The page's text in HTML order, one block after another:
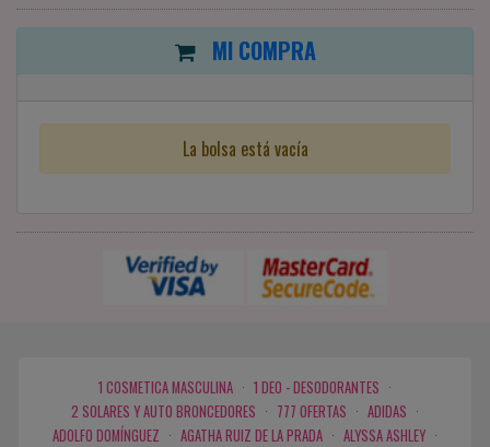
MI COMPRA
La bolsa está vacía
1 COSMETICA MASCULINA · 1 DEO - DESODORANTES ·
2 SOLARES Y AUTO BRONCEDORES · 777 OFERTAS · ADIDAS ·
ADOLFO DOMÍNGUEZ · AGATHA RUIZ DE LA PRADA · ALYSSA ASHLEY ·